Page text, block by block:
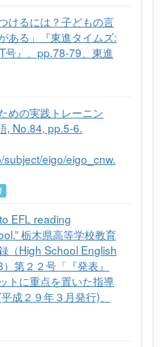
けるには？子どもの言
ある」『東進タイムズ:
号』、pp.78-79、東進
めの実践トレーニン
, No.84, pp.5-6.
subject/eigo/eigo_cnw.
EFL reading
栃木県高等学校教育
（High School English
第２２号「『発表』
トに重点を置いた指導
成２９年３月発行)、